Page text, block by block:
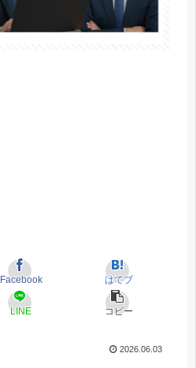
Facebook はてブ
LINE コピー
2026.06.03